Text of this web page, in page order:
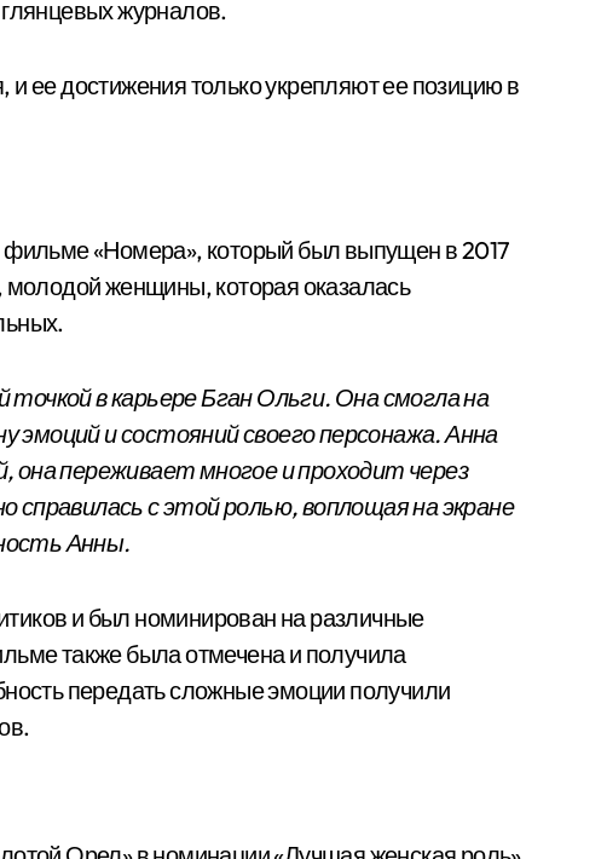
журналов.
ее достижения только укрепляют ее позицию в
фильме «Номера», который был выпущен в 2017
женщины, которая оказалась
в карьере Бган Ольги. Она смогла на
и состояний своего персонажа. Анна
она переживает многое и проходит через
справилась с этой ролью, воплощая на экране
Анны.
и был номинирован на различные
также была отмечена и получила
передать сложные эмоции получили